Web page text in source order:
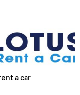
a car